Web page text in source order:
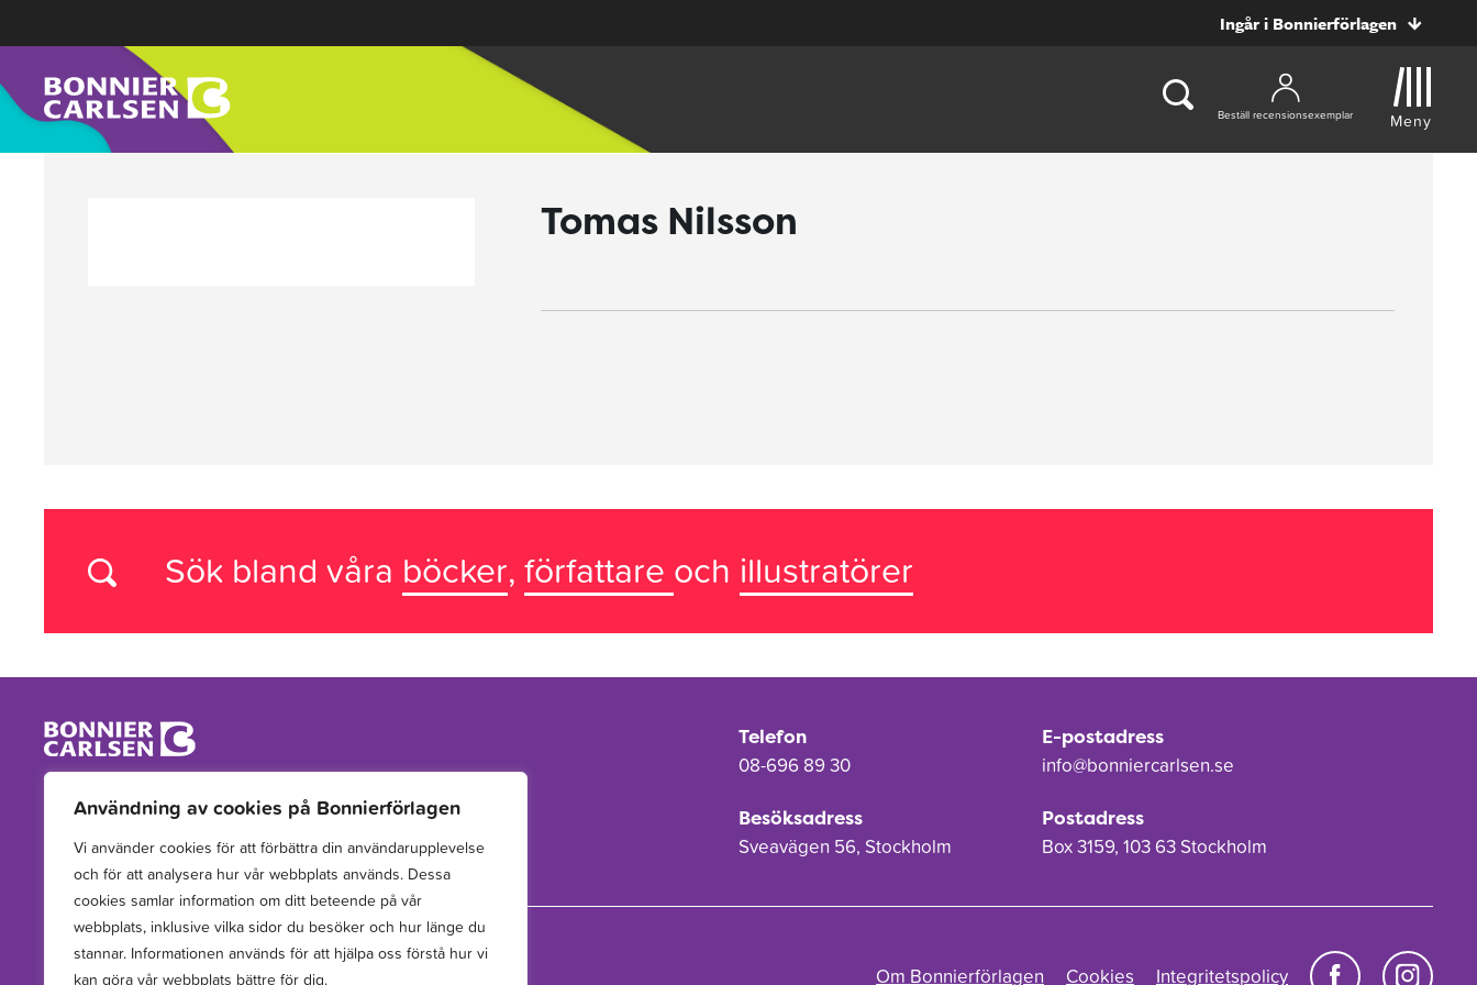
Användning av cookies på Bonnierförlagen
Vi använder cookies för att förbättra din användarupplevelse
och för att analysera hur vår webbplats används. Dessa
cookies samlar information om ditt beteende på vår
webbplats, inklusive vilka sidor du besöker och hur länge du
stannar. Informationen används för att hjälpa oss förstå hur vi
kan göra vår webbplats bättre för dig.
Ingår i Bonnierförlagen
Beställ recensionsexemplar Meny
Tomas Nilsson
Sök bland våra böcker,författare och illustratörer
Vi arbetar med att hitta, utveckla, publicera och sprida
berättelser för barn och unga.
Telefon
08-696 89 30
E-postadress
info@bonniercarlsen.se
Besöksadress
Sveavägen 56, Stockholm
Postadress
Box 3159, 103 63 Stockholm
Om Bonnierförlagen Cookies Integritetspolicy